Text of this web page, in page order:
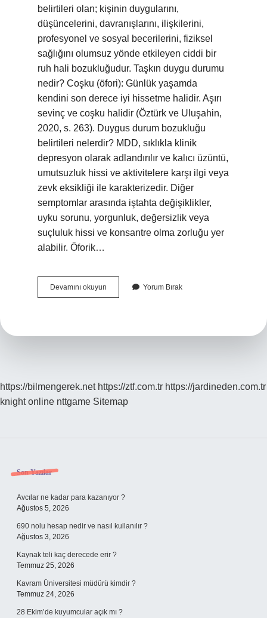
belirtileri olan; kişinin duygularını,
düşüncelerini, davranışlarını, ilişkilerini,
profesyonel ve sosyal becerilerini, fiziksel
sağlığını olumsuz yönde etkileyen ciddi bir
ruh hali bozukluğudur. Taşkın duygu durumu
nedir? Coşku (öfori): Günlük yaşamda
kendini son derece iyi hissetme halidir. Aşırı
sevinç ve coşku halidir (Öztürk ve Uluşahin,
2020, s. 263). Duygus durum bozukluğu
belirtileri nelerdir? MDD, sıklıkla klinik
depresyon olarak adlandırılır ve kalıcı üzüntü,
umutsuzluk hissi ve aktivitelere karşı ilgi veya
zevk eksikliği ile karakterizedir. Diğer
semptomlar arasında iştahta değişiklikler,
uyku sorunu, yorgunluk, değersizlik veya
suçluluk hissi ve konsantre olma zorluğu yer
alabilir. Öforik…
Devamını okuyun
Duygu
Yorum Bırak
https://bilmengerek.net https://ztf.com.tr https://jardineden.com.tr
knight online nttgame Sitemap
Sidebar
Son Yazılar
Avcılar ne kadar para kazanıyor ?
Ağustos 5, 2026
690 nolu hesap nedir ve nasıl kullanılır ?
Ağustos 3, 2026
Kaynak teli kaç derecede erir ?
Temmuz 25, 2026
Kavram Üniversitesi müdürü kimdir ?
Temmuz 24, 2026
28 Ekim’de kuyumcular açık mı ?